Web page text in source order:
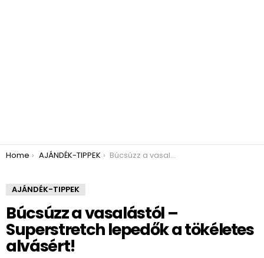
You are here:
Home AJÁNDÉK-TIPPEK Búcsúzz a vasalástól – Superstretch lepedők a tökéletes alvásért!
AJÁNDÉK-TIPPEK
Búcsúzz a vasalástól –
Superstretch lepedők a tökéletes
alvásért!